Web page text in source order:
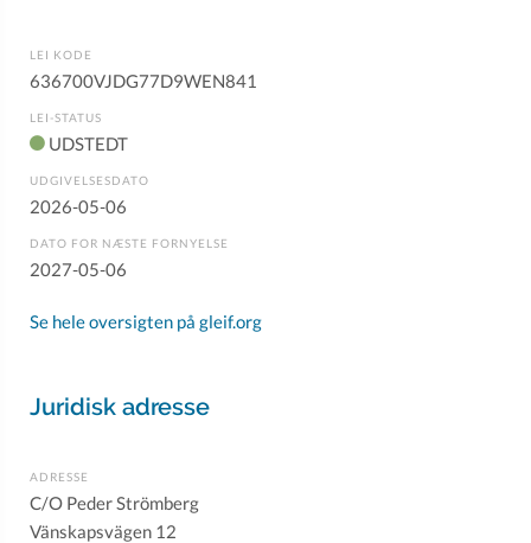
LEI KODE
636700VJDG77D9WEN841
LEI-STATUS
UDSTEDT
UDGIVELSESDATO
2026-05-06
DATO FOR NÆSTE FORNYELSE
2027-05-06
Se hele oversigten på gleif.org
Juridisk adresse
ADRESSE
C/O Peder Strömberg
Vänskapsvägen 12